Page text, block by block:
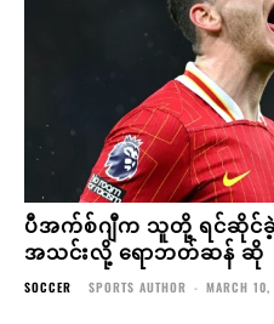
ပီအက်စ်ဂျီက သူတို့ ရင်ဆိုင်
အသင်းလို့ ရောဘတ်ဆန် ဆို
SOCCER SPORTS AUTHOR - MARCH